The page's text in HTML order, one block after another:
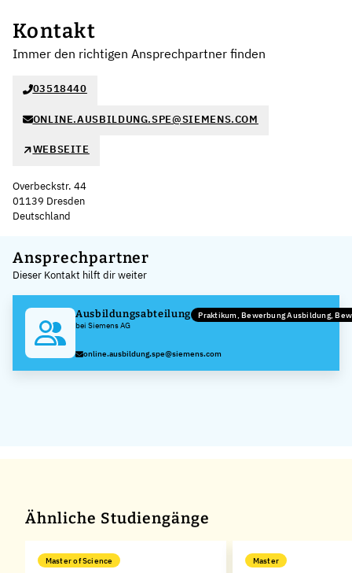
Kontakt
Immer den richtigen Ansprechpartner finden
03518440
ONLINE.AUSBILDUNG.SPE@SIEMENS.COM
WEBSEITE
Overbeckstr. 44
01139 Dresden
Deutschland
+
−
Ansprechpartner
Dieser Kontakt hilft dir weiter
Ausbildungsabteilung
bei Siemens AG
Praktikum, Bewerbung Ausbildung,
online.ausbildung.spe@siemens.com
Ähnliche Studiengänge
Master of Science Master